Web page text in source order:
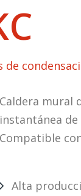
de
Caldera mural
instantánea de
Compatible
Alta